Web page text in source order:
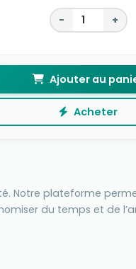
− +
Ajouter au
Acheter
Notre plateforme
du temps et de